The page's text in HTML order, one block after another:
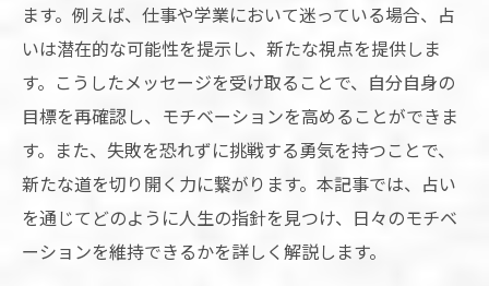
ます。例えば、仕事や学業において迷っている場合、占
いは潜在的な可能性を提示し、新たな視点を提供しま
す。こうしたメッセージを受け取ることで、自分自身の
目標を再確認し、モチベーションを高めることができま
す。また、失敗を恐れずに挑戦する勇気を持つことで、
新たな道を切り開く力に繋がります。本記事では、占い
を通じてどのように人生の指針を見つけ、日々のモチベ
ーションを維持できるかを詳しく解説します。